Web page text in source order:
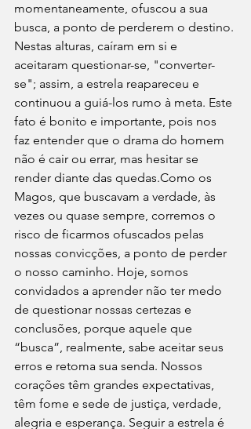
momentaneamente, ofuscou a sua
busca, a ponto de perderem o destino.
Nestas alturas, caíram em si e
aceitaram questionar-se, "converter-
se"; assim, a estrela reapareceu e
continuou a guiá-los rumo à meta. Este
fato é bonito e importante, pois nos
faz entender que o drama do homem
não é cair ou errar, mas hesitar se
render diante das quedas.Como os
Magos, que buscavam a verdade, às
vezes ou quase sempre, corremos o
risco de ficarmos ofuscados pelas
nossas convicções, a ponto de perder
o nosso caminho. Hoje, somos
convidados a aprender não ter medo
de questionar nossas certezas e
conclusões, porque aquele que
“busca”, realmente, sabe aceitar seus
erros e retoma sua senda. Nossos
corações têm grandes expectativas,
têm fome e sede de justiça, verdade,
alegria e esperança. Seguir a estrela é